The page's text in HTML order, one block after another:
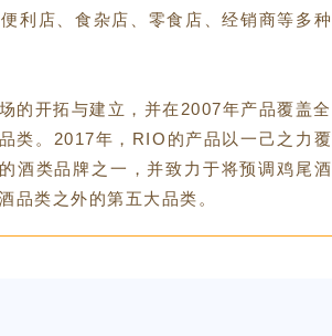
利店、食杂店、零食店、经销商等多种
的开拓与建立，并在2007年产品覆盖全
类。2017年，RIO的产品以一己之力覆
酒类品牌之一，并致力于将预调鸡尾酒
品类之外的第五大品类。